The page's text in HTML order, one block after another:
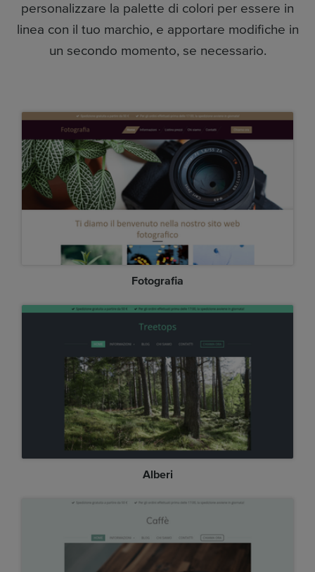
personalizzare la palette di colori per essere in
linea con il tuo marchio, e apportare modifiche in
un secondo momento, se necessario.
Fotografia
Alberi